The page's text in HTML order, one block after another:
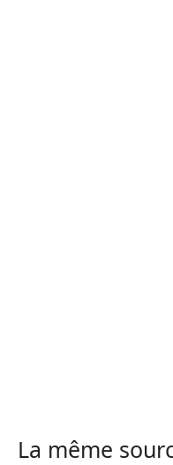
La même